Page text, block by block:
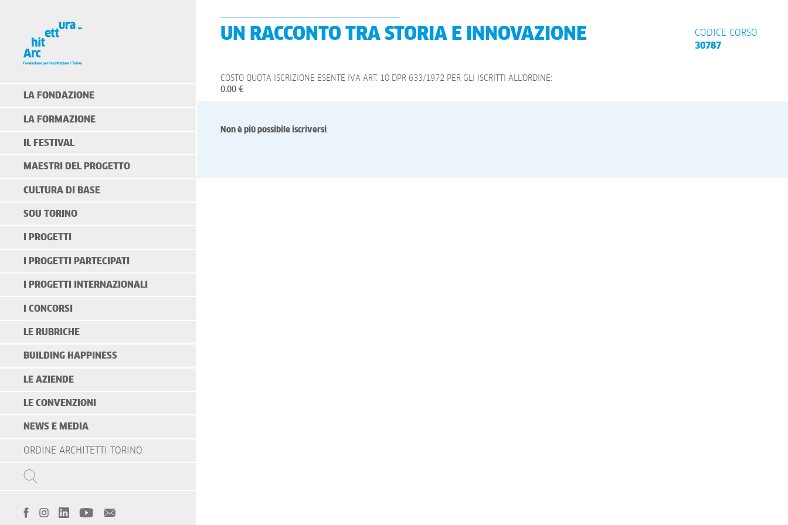
LA FONDAZIONE
LA FORMAZIONE
IL FESTIVAL
MAESTRI DEL PROGETTO
CULTURA DI BASE
SOU TORINO
I PROGETTI
I PROGETTI PARTECIPATI
I PROGETTI INTERNAZIONALI
I CONCORSI
LE RUBRICHE
BUILDING HAPPINESS
LE AZIENDE
LE CONVENZIONI
NEWS E MEDIA
ORDINE ARCHITETTI TORINO
CODICE CORSO
30787
UN RACCONTO TRA STORIA E INNOVAZIONE
COSTO QUOTA ISCRIZIONE ESENTE IVA ART. 10 DPR 633/1972 PER GLI ISCRITTI ALL'ORDINE:
0.00 €
Non è più possibile iscriversi